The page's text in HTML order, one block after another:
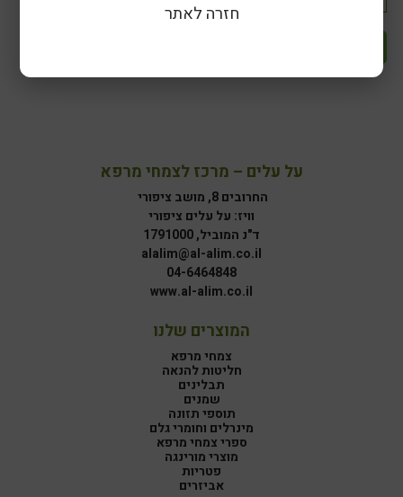
על עלים – מרכז לצמחי מרפא
החרובים 8, מושב ציפורי
וויז: על עלים ציפורי
ד"נ המוביל, 1791000
alalim@al-alim.co.il
04-6464848
www.al-alim.co.il
המוצרים שלנו
צמחי מרפא
חליטות להנאה
תבלינים
שמנים
תוספי תזונה
מינרלים וחומרי גלם
ספרי צמחי מרפא
מוצרי מורינגה
פטריות
אביזרים
חזרה לאתר